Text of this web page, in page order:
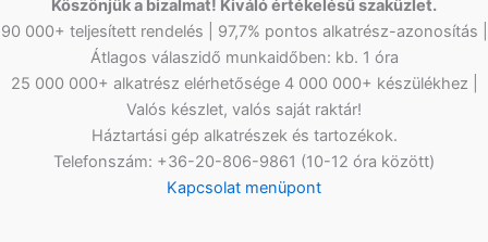
Köszönjük a bizalmat! Kiváló értékelésű szaküzlet.
90 000+ teljesített rendelés | 97,7% pontos alkatrész-azonosítás |
Átlagos válaszidő munkaidőben: kb. 1 óra
25 000 000+ alkatrész elérhetősége 4 000 000+ készülékhez |
Valós készlet, valós saját raktár!
Háztartási gép alkatrészek és tartozékok.
Telefonszám: +36-20-806-9861 (10-12 óra között)
Kapcsolat menüpont